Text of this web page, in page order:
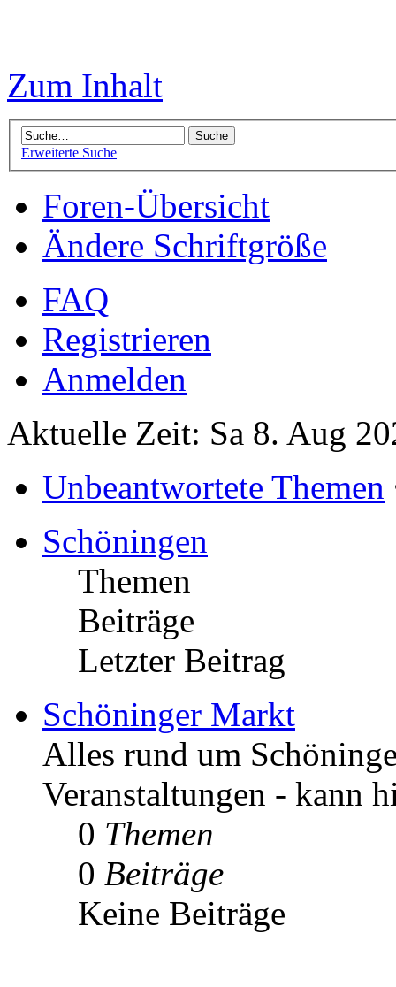
Zum Inhalt
Erweiterte Suche
Foren-Übersicht
Ändere Schriftgröße
FAQ
Registrieren
Anmelden
Aktuelle Zeit: Sa 8. Aug
Unbeantwortete Themen
Schöningen
Themen
Beiträge
Letzter Beitrag
Schöninger Markt
Alles rund um
Veranstaltungen - kann
0 Themen
0 Beiträge
Keine Beiträge